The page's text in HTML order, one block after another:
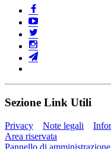
Sezione Link Utili
Privacy Note legali
Area riservata
Pannello di amministrazione